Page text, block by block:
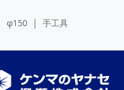
φ150 手工具